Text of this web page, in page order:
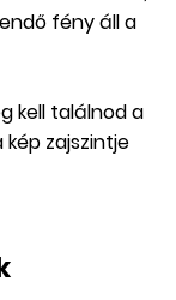
fény áll a
kell találnod a
zajszintje